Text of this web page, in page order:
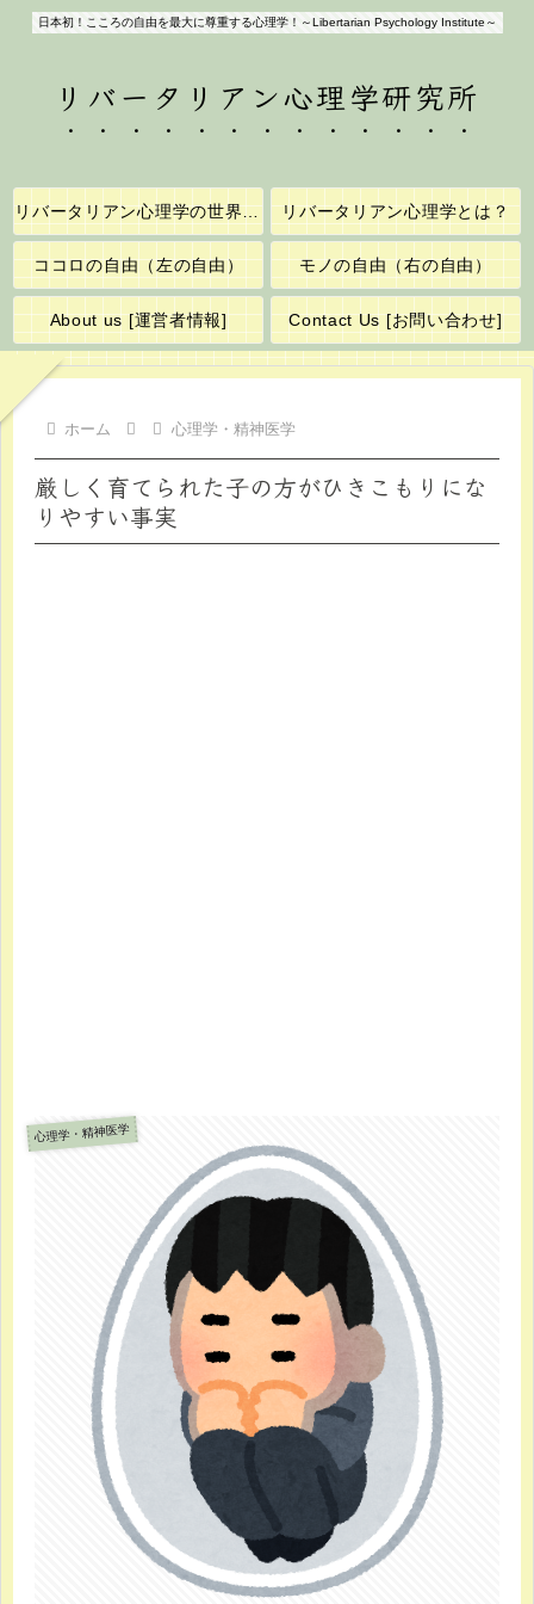
日本初！こころの自由を最大に尊重する心理学！～Libertarian Psychology Institute～
リバータリアン心理学研究所
リバータリアン心理学の世界へようこそ！ リバータリアン心理学とは？
ココロの自由（左の自由） モノの自由（右の自由）
About us [運営者情報] Contact Us [お問い合わせ]
ホーム 心理学・精神医学
厳しく育てられた子の方がひきこもりにな
りやすい事実
心理学・精神医学